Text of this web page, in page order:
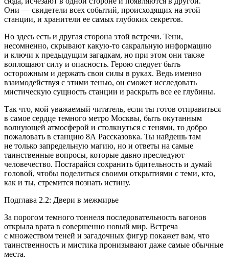
Они — свидетели всех событий, происходящих на этой
станции, и хранители ее самых глубоких секретов.
Но здесь есть и другая сторона этой встречи. Тени,
несомненно, скрывают какую-то сакральную информацию
и ключи к предыдущим загадкам, но при этом они также
воплощают силу и опасность. Герою следует быть
осторожным и держать свои силы в руках. Ведь именно
взаимодействуя с этими тенью, он сможет исследовать
мистическую сущность станции и раскрыть все ее глубины.
Так что, мой уважаемый читатель, если ты готов отправиться
в самое сердце темного метро Москвы, быть окутанным
волнующей атмосферой и столкнуться с тенями, то добро
пожаловать в станцию 8А Рассказовка. Ты найдешь там
не только запредельную магию, но и ответы на самые
таинственные вопросы, которые давно преследуют
человечество. Постарайся сохранить бдительность и думай
головой, чтобы поделиться своими открытиями с теми, кто,
как и ты, стремится познать истину.
Подглава 2.2: Двери в межмирье
За порогом темного тоннеля последовательность вагонов
открыла врата в совершенно новый мир. Встреча
с множеством теней и загадочных фигур покажет вам, что
таинственность и мистика пронизывают даже самые обычные
места.